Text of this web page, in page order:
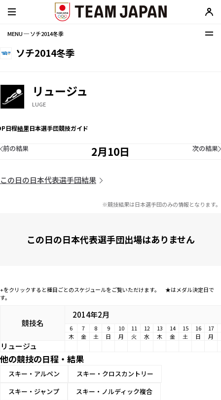
MENU ─ ソチ2014冬季
ソチ2014冬季
リュージュ
LUGE
日程結果日本選手団競技ガイド
2月10日
前の結果 次の結果
この日の日本代表選手団結果
※競技結果は日本選手団のみの情報となります。
この日の日本代表選手団出場はありません
+をクリックすると種目ごとのスケジュールをご覧いただけます。 ★はメダル決定日で
す。
競技名
2014年2月
6 7 8 9 10 11 12 13 14 15 16 17
木
金 土 日 月 火 水 木 金 土 日 月
リュージュ
他の競技の日程・結果
スキー・アルペン
スキー・クロスカントリー
スキー・ジャンプ
スキー・ノルディック複合